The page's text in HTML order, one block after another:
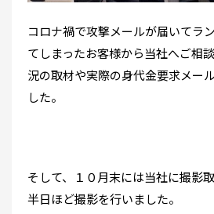
コロナ禍で攻撃メールが届いてラ
てしまったお客様から当社へご相
況の取材や実際の身代金要求メー
した。
そして、１０月末には当社に撮影
半日ほど撮影を行いました。